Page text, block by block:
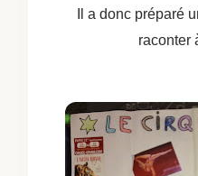
Il a donc préparé
raconter